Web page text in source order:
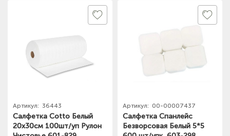
Артикул: 36443
Салфетка Cotto Белый
20х30см 100шт/уп Рулон
Артикул: 00-00007437
Салфетка Спанлейс
Безворсовая Белый 5*5